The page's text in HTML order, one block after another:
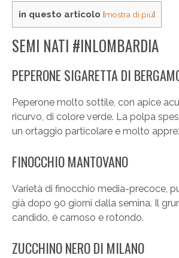
in questo articolo [mostra di più]
SEMI NATI #INLOMBARDIA
PEPERONE SIGARETTA DI
Peperone molto sottile, con apice
ricurvo, di colore verde. La polpa
un ortaggio particolare e molto
FINOCCHIO MANTOVANO
Varietà di finocchio media-precoce,
già dopo 90 giorni dalla semina. Il
candido, è carnoso e rotondo.
ZUCCHINO NERO DI MILANO